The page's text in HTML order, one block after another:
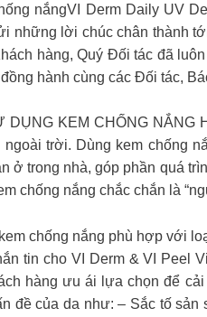
nắngVI Derm Daily UV
những lời chúc chân thành
hàng, Quý Đối tác đã
hành cùng các Đối tác,
DỤNG KEM CHỐNG NẮNG
ngoài trời. Dùng kem chống
ở trong nhà, góp phần quá
chống nắng chắc chắn là
chống nắng phù hợp với
tin cho VI Derm & VI Peel
hàng ưu ái lựa chọn để
đề của da như: – Sắc tố